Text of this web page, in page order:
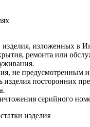
изложенных в
ремонта или
не предусмотренным
посторонних
серийного
изделия